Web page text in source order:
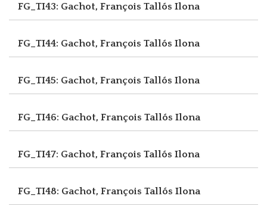
FG_TI43: Gachot, François Tallós Ilona
FG_TI44: Gachot, François Tallós Ilona
FG_TI45: Gachot, François Tallós Ilona
FG_TI46: Gachot, François Tallós Ilona
FG_TI47: Gachot, François Tallós Ilona
FG_TI48: Gachot, François Tallós Ilona